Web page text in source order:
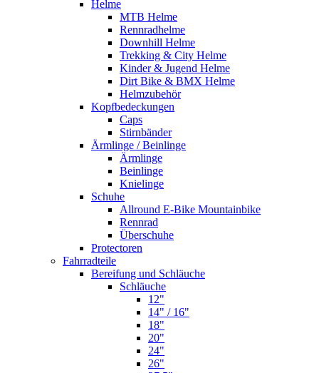
Helme
MTB Helme
Rennradhelme
Downhill Helme
Trekking & City Helme
Kinder & Jugend Helme
Dirt Bike & BMX Helme
Helmzubehör
Kopfbedeckungen
Caps
Stirnbänder
Ärmlinge / Beinlinge
Ärmlinge
Beinlinge
Knielinge
Schuhe
Allround E-Bike Mountainbike
Rennrad
Überschuhe
Protectoren
Fahrradteile
Bereifung und Schläuche
Schläuche
12"
14" / 16"
18"
20"
24"
26"